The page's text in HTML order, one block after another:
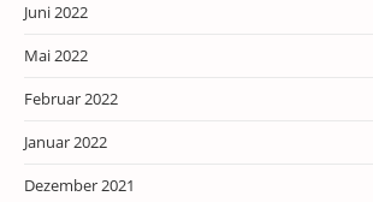
Juni 2022
Mai 2022
Februar 2022
Januar 2022
Dezember 2021